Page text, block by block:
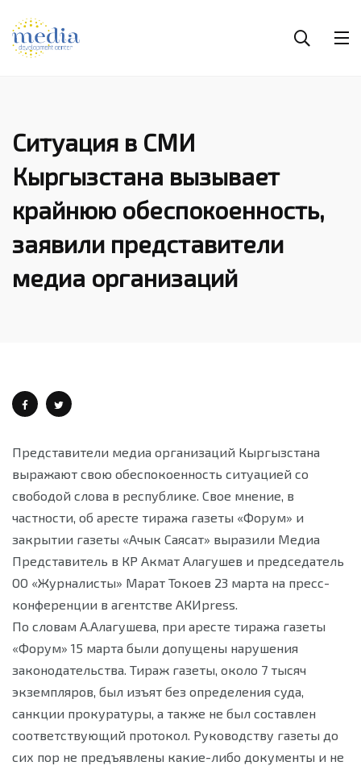
Ситуация в СМИ
Кыргызстана вызывает
крайнюю обеспокоенность,
заявили представители
медиа организаций
Представители медиа организаций Кыргызстана
выражают свою обеспокоенность ситуацией со
свободой слова в республике. Свое мнение, в
частности, об аресте тиража газеты «Форум» и
закрытии газеты «Ачык Саясат» выразили Медиа
Представитель в КР Акмат Алагушев и председатель
ОО «Журналисты» Марат Токоев 23 марта на пресс-
конференции в агентстве АКИpress.
По словам А.Алагушева, при аресте тиража газеты
«Форум» 15 марта были допущены нарушения
законодательства. Тираж газеты, около 7 тысяч
экземпляров, был изъят без определения суда,
санкции прокуратуры, а также не был составлен
соответствующий протокол. Руководству газеты до
сих пор не предъявлены какие-либо документы и не